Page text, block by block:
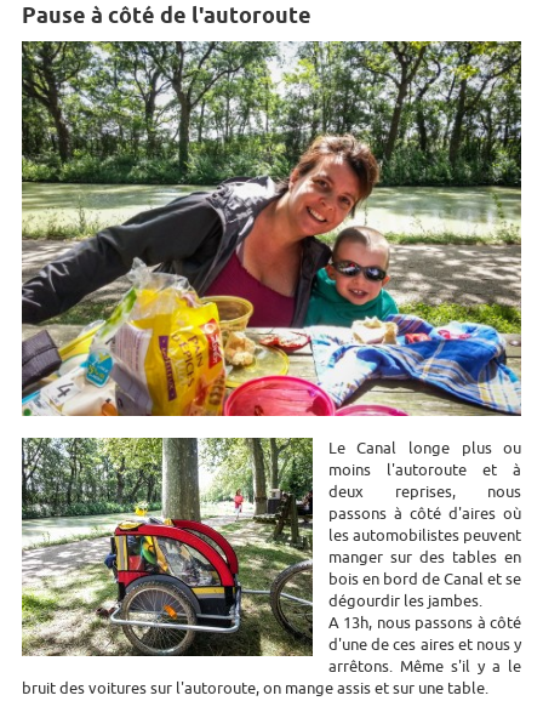
Pause à côté de l'autoroute
Le Canal longe plus ou
moins l'autoroute et à
deux reprises, nous
passons à côté d'aires où
les automobilistes peuvent
manger sur des tables en
bois en bord de Canal et se
dégourdir les jambes.
A 13h, nous passons à côté
d'une de ces aires et nous y
arrêtons. Même s'il y a le
bruit des voitures sur l'autoroute, on mange assis et sur une table.